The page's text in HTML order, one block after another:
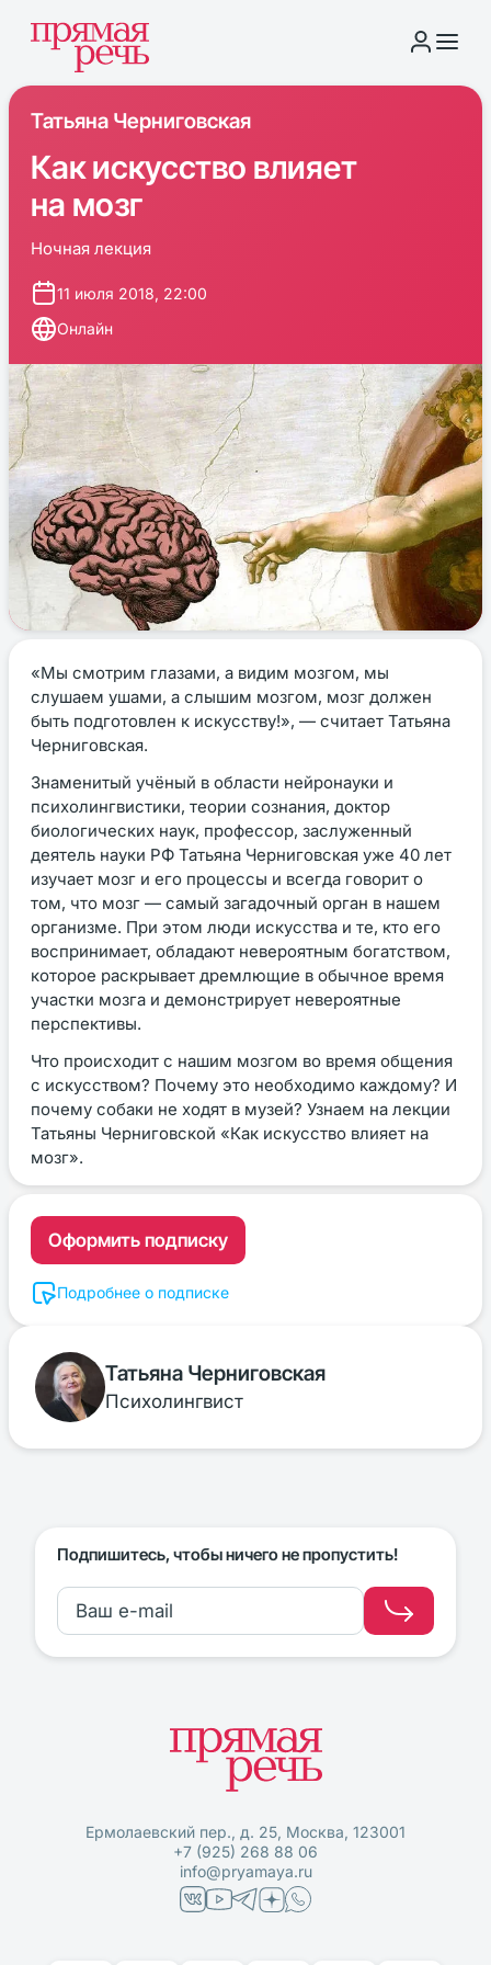
Татьяна Черниговская
Как искусство влияет
на мозг
Ночная лекция
11 июля 2018, 22:00
Онлайн
«Мы смотрим глазами, а видим мозгом, мы
слушаем ушами, а слышим мозгом, мозг должен
быть подготовлен к искусству!», — считает Татьяна
Черниговская.
Знаменитый учёный в области нейронауки и
психолингвистики, теории сознания, доктор
биологических наук, профессор, заслуженный
деятель науки РФ Татьяна Черниговская уже 40 лет
изучает мозг и его процессы и всегда говорит о
том, что мозг — самый загадочный орган в нашем
организме. При этом люди искусства и те, кто его
воспринимает, обладают невероятным богатством,
которое раскрывает дремлющие в обычное время
участки мозга и демонстрирует невероятные
перспективы.
Что происходит с нашим мозгом во время общения
с искусством? Почему это необходимо каждому? И
почему собаки не ходят в музей? Узнаем на лекции
Татьяны Черниговской «Как искусство влияет на
мозг».
Оформить подписку
Подробнее о подписке
Татьяна Черниговская
Психолингвист
Подпишитесь, чтобы ничего не пропустить!
Ермолаевский пер., д. 25, Москва, 123001
+7 (925) 268 88 06
info@pryamaya.ru